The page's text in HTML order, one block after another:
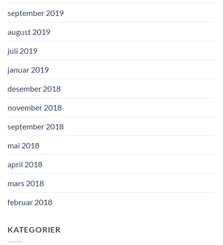
september 2019
august 2019
juli 2019
januar 2019
desember 2018
november 2018
september 2018
mai 2018
april 2018
mars 2018
februar 2018
KATEGORIER